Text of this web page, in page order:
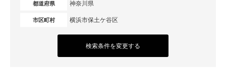
都道府県 神奈川県
市区町村 横浜市保土ケ谷区
検索条件を変更する